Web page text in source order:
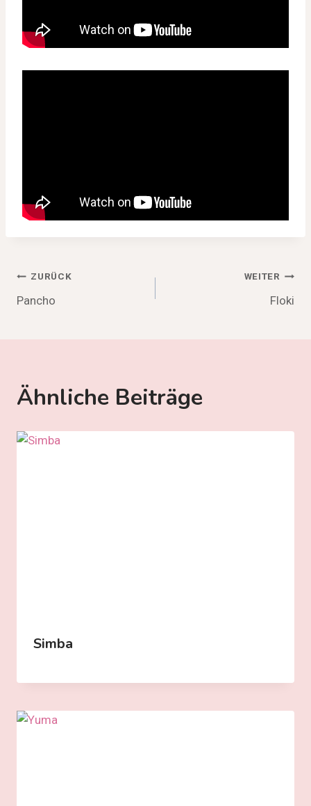
Beitragsnavigation
ZURÜCK
Pancho
WEITER
Floki
Ähnliche Beiträge
Simba